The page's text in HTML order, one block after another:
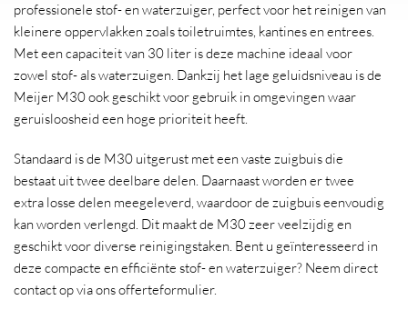
professionele stof- en waterzuiger, perfect voor het reinigen van
kleinere oppervlakken zoals toiletruimtes, kantines en entrees.
Met een capaciteit van 30 liter is deze machine ideaal voor
zowel stof- als waterzuigen. Dankzij het lage geluidsniveau is de
Meijer M30 ook geschikt voor gebruik in omgevingen waar
geruisloosheid een hoge prioriteit heeft.
Standaard is de M30 uitgerust met een vaste zuigbuis die
bestaat uit twee deelbare delen. Daarnaast worden er twee
extra losse delen meegeleverd, waardoor de zuigbuis eenvoudig
kan worden verlengd. Dit maakt de M30 zeer veelzijdig en
geschikt voor diverse reinigingstaken. Bent u geïnteresseerd in
deze compacte en efficiënte stof- en waterzuiger? Neem direct
contact op via ons offerteformulier.